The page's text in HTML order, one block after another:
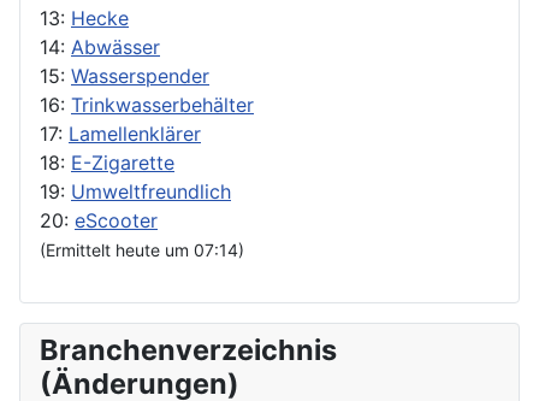
13: Hecke
14: Abwässer
15: Wasserspender
16: Trinkwasserbehälter
17: Lamellenklärer
18: E-Zigarette
19: Umweltfreundlich
20: eScooter
(Ermittelt heute um 07:14)
Branchenverzeichnis
(Änderungen)